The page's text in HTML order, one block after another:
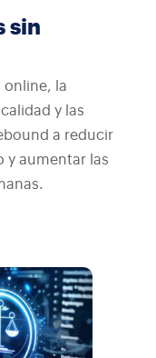
sin
online, la
y las
a reducir
y aumentar las